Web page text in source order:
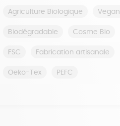
Agriculture Biologique Vegan
Biodégradable Cosme Bio
FSC Fabrication artisanale
Oeko-Tex PEFC